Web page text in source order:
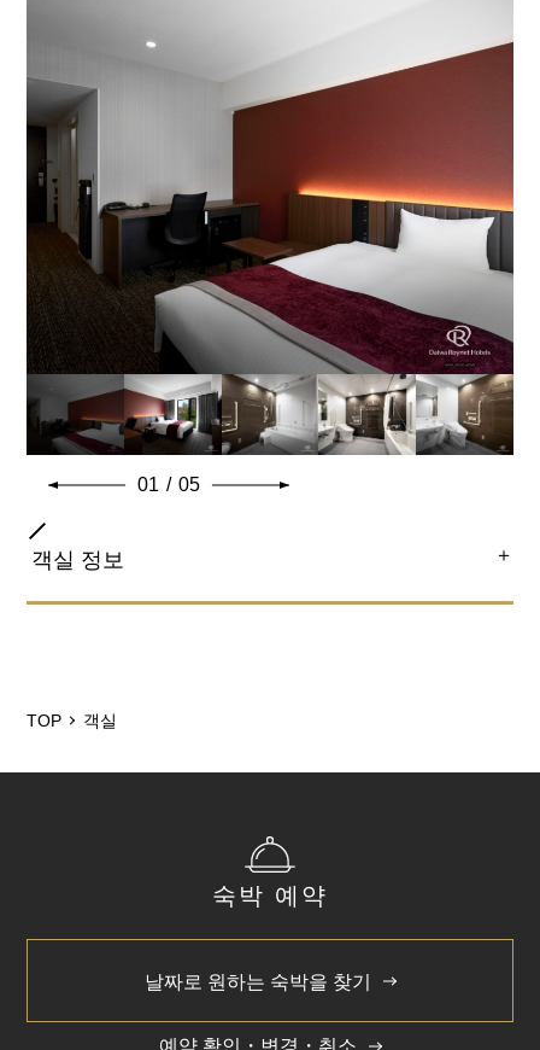
01 / 05
객실 정보 ＋
TOP 객실
숙박 예약
날짜로 원하는 숙박을 찾기